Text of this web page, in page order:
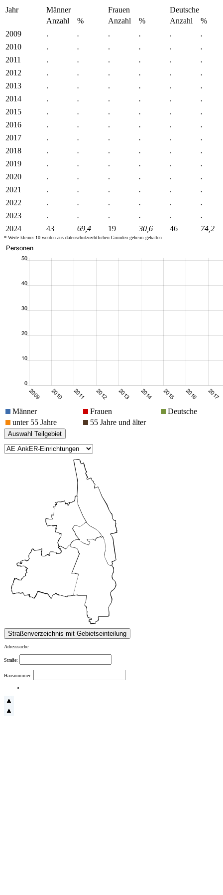
Jahr Männer Frauen
Deutsche
Anzahl
% Anzahl % Anzahl
%
2009
. . . . .
.
2010
. . . . .
.
2011
. . . . .
.
2012
. . . . .
.
2013
. . . . .
.
2014
. . . . .
.
2015
. . . . .
.
2016
. . . . .
.
2017
. . . . .
.
2018
. . . . .
.
2019
. . . . .
.
2020
. . . . .
.
2021
. . . . .
.
2022
. . . . .
.
2023
. . . . .
.
2024
43 69,4 19 30,6 46 74,2
* Werte kleiner 10 werden aus datenschutzrechtlichen Gründen geheim gehalten
Männer Frauen
Deutsche
unter 55 Jahre
55 Jahre und älter
Adresssuche
Straße:
Hausnummer: